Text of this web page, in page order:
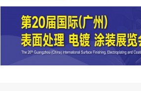
四、